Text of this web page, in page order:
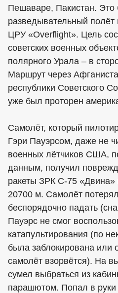
Пешаваре, Пакистан. Это
разведывательный полёт
ЦРУ «Overflight». Цель
советских военных
полярного Урала – в
Маршрут через
республики Советского
уже был проторен
Самолёт, который
Гэри Пауэрсом, даже не
военных лётчиков США,
данным, получил
ракеты ЗРК С-75 «Двина»
20700 м. Самолёт
беспорядочно падать
Пауэрс не смог
катапультирования (по
была заблокирована или
самолёт взорвётся). На
сумел выбраться из
парашютом. Попал в руки